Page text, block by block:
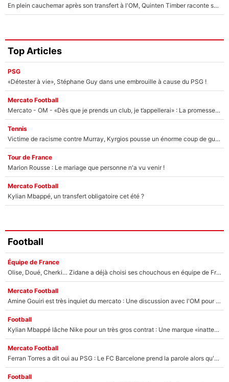
En plein cauchemar après son transfert à l'OM, Quinten Timber raconte ses doutes après sa signature à Marseille
Top Articles
PSG
«Détester à vie», Stéphane Guy dans une embrouille à cause du PSG !
Mercato Football
Mercato - OM - «Dès que je prends un club, je t’appellerai» : La promesse de Marcelino au moment de claquer la porte
Tennis
Victime de racisme contre Murray, Kyrgios pousse un énorme coup de gueule !
Tour de France
Marion Rousse : Le mariage que personne n'a vu venir !
Mercato Football
Kylian Mbappé, un transfert obligatoire cet été ?
Football
Équipe de France
Olise, Doué, Cherki… Zidane a déjà choisi ses chouchous en équipe de France ? L’IA annonce des surprises sans Kylian Mbappé !
Mercato Football
Amine Gouiri est très inquiet du mercato : Une discussion avec l'OM pour acter son transfert !
Football
Kylian Mbappé lâche Nike pour un très gros contrat : Une marque «inattendue» va frapper très fort
Mercato Football
Ferran Torres a dit oui au PSG : Le FC Barcelone prend la parole alors qu'un transfert de l'attaquant espagnol prend forme
Football